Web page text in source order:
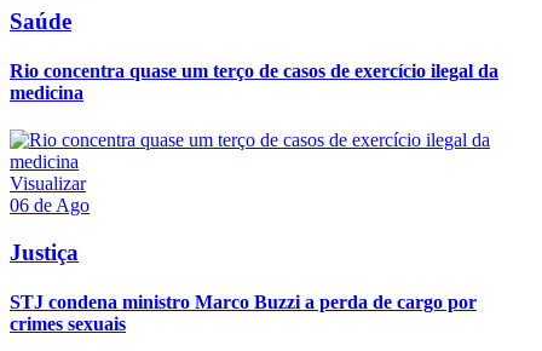
Saúde
Rio concentra quase um terço de casos de exercício ilegal da
medicina
Visualizar
06 de Ago
Justiça
STJ condena ministro Marco Buzzi a perda de cargo por
crimes sexuais